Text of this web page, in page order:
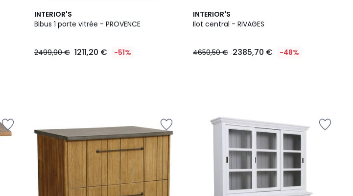
INTERIOR'S
Bibus 1 porte vitrée - PROVENCE
2499,90 € 1211,20 € -51%
INTERIOR'S
Ilot central - RIVAGES
4650,50 € 2385,70 € -48%